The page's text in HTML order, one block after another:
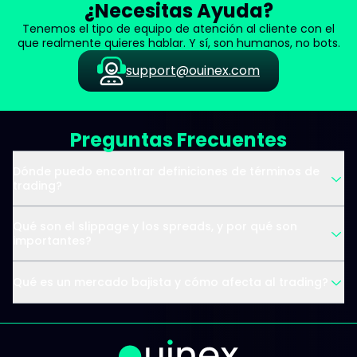
¿Necesitas Ayuda?
Tenemos el tipo de equipo de atención al cliente con el
que realmente quieres hablar. Y sí, son humanos, no bots.
support@ouinex.com
Preguntas Frecuentes